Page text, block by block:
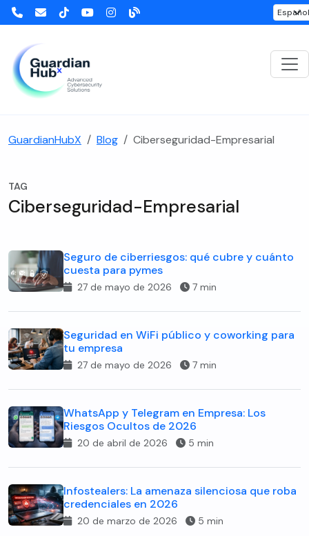
GuardianHubX Blog Ciberseguridad-Empresarial
TAG
Ciberseguridad-Empresarial
Seguro de ciberriesgos: qué cubre y cuánto
cuesta para pymes
27 de mayo de 2026 7 min
Seguridad en WiFi público y coworking para
tu empresa
27 de mayo de 2026 7 min
WhatsApp y Telegram en Empresa: Los
Riesgos Ocultos de 2026
20 de abril de 2026 5 min
Infostealers: La amenaza silenciosa que roba
credenciales en 2026
20 de marzo de 2026 5 min